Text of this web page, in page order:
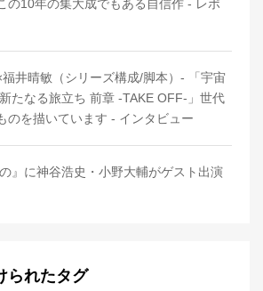
の10年の集大成でもある自信作 - レポ
井晴敏（シリーズ構成/脚本）- 「宇宙
たなる旅立ち 前章 -TAKE OFF-」世代
のを描いています - インタビュー
』に神谷浩史・小野大輔がゲスト出演
られたタグ